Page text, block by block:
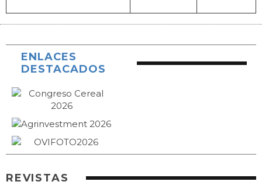
ENLACES
DESTACADOS
REVISTAS